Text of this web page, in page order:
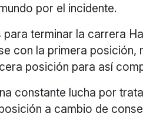
por el incidente.
para terminar la carrera
con la primera posición,
posición para así
constante lucha por
a cambio de